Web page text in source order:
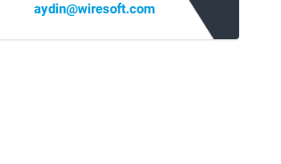
aydin@wiresoft.com